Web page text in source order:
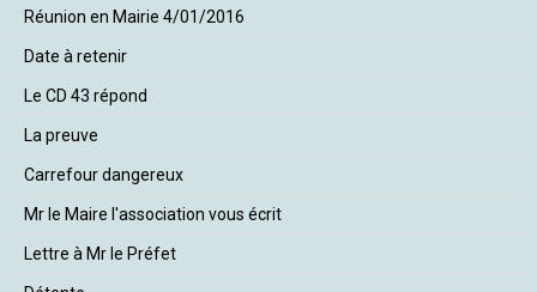
Réunion en Mairie 4/01/2016
Date à retenir
Le CD 43 répond
La preuve
Carrefour dangereux
Mr le Maire l'association vous écrit
Lettre à Mr le Préfet